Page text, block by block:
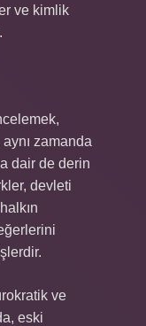
ve kimlik
zamanda
dair de derin
devleti
ve
eski